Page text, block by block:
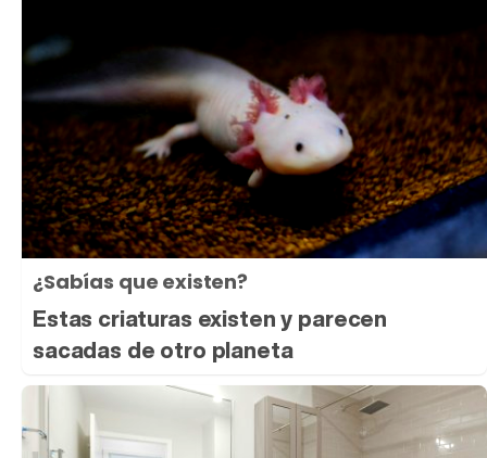
¿Sabías que existen?
Estas criaturas existen y parecen
sacadas de otro planeta